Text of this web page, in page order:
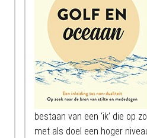
bestaan van een ‘ik’ die op
met als doel een hoger